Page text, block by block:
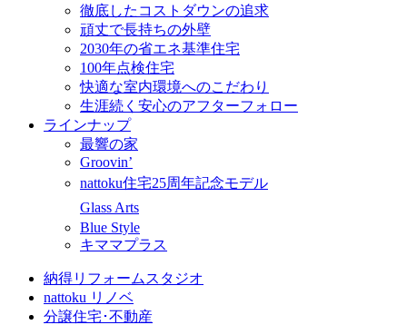
徹底したコストダウンの追求
頑丈で長持ちの外壁
2030年の省エネ基準住宅
100年点検住宅
快適な室内環境へのこだわり
生涯続く安心のアフターフォロー
ラインナップ
最響の家
Groovin’
nattoku住宅25周年記念モデル
Glass Arts
Blue Style
キママプラス
納得リフォームスタジオ
nattoku リノベ
分譲住宅･不動産